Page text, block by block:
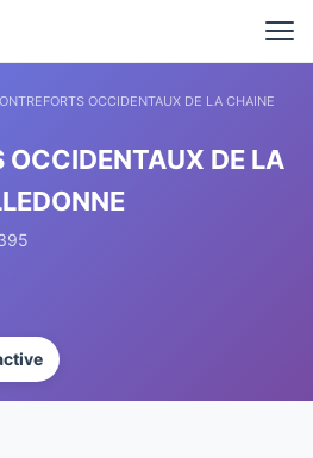
OCCIDENTAUX DE LA CHAINE
OCCIDENTAUX DE LA